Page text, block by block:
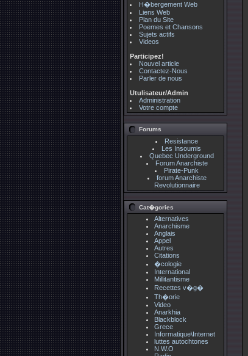
H�bergement Web
Liens Web
Plan du Site
Poemes et Chansons
Sujets actifs
Videos
Participez!
Nouvel article
Contactez-Nous
Parler de nous
Utulisateur/Admin
Administration
Votre compte
Forums
Resistance
Les Insoumis
Quebec Underground
Forum Anarchiste
Pirate-Punk
forum Anarchiste
Revolutionnaire
Cat�gories
Alternatives
Anarchisme
Anglais
Appel
Autres
Citations
�cologie
International
Millitantisme
Recettes v�g�
Th�orie
Video
Anarkhia
Blackblock
Grece
Informatique\Internet
luttes autochtones
N.W.O